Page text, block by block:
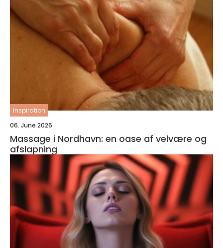
inspiration
06. June 2026
Massage i Nordhavn: en oase af velvære og
afslapning